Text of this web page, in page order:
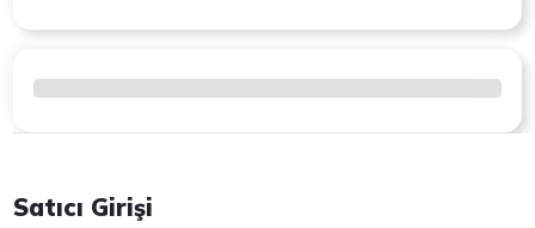
Satıcı Girişi